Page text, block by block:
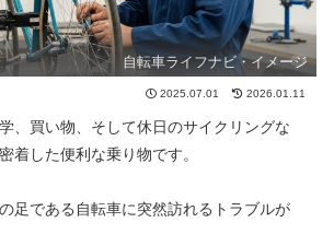
自転車ライフナビ・イメージ
2025.07.01 2026.01.11
、買い物、そして休日のサイクリングな
着した便利な乗り物です。
足である自転車に突然訪れるトラブルが